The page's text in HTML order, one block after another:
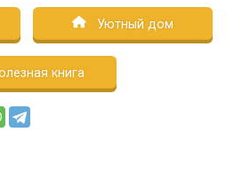
Уютный дом
книга